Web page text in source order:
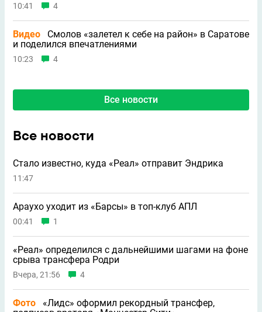
10:41 4
Видео
Смолов «залетел к себе на район» в Саратове
и поделился впечатлениями
10:23 4
Все новости
Все новости
Стало известно, куда «Реал» отправит Эндрика
11:47
Араухо уходит из «Барсы» в топ-клуб АПЛ
00:41 1
«Реал» определился с дальнейшими шагами на фоне
срыва трансфера Родри
Вчера, 21:56 4
Фото
«Лидс» оформил рекордный трансфер,